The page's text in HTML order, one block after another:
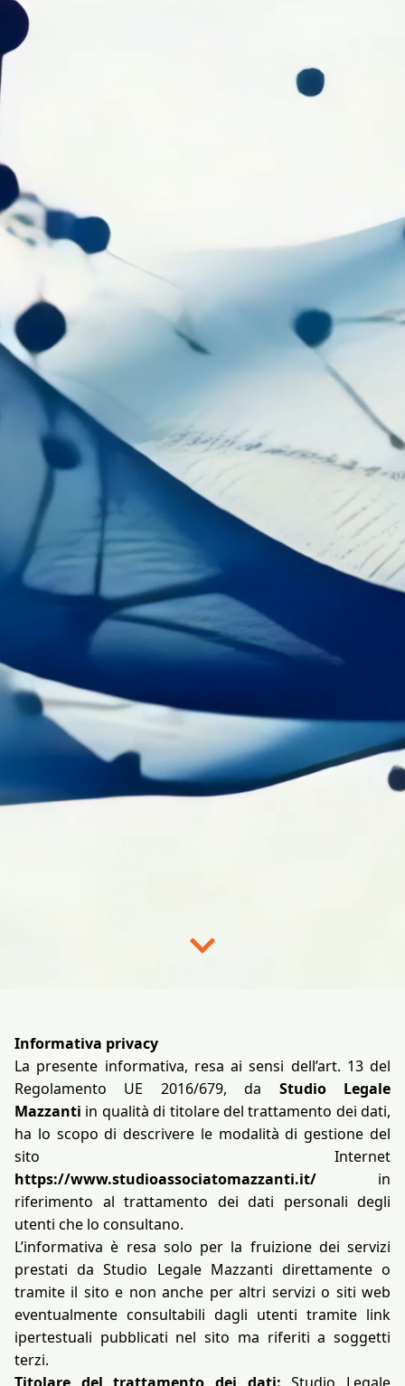
Informativa privacy
La presente informativa, resa ai sensi dell’art. 13 del
Regolamento UE 2016/679, da Studio Legale
Mazzanti in qualità di titolare del trattamento dei dati,
ha lo scopo di descrivere le modalità di gestione del
sito Internet
https://www.studioassociatomazzanti.it/ in
riferimento al trattamento dei dati personali degli
utenti che lo consultano.
L’informativa è resa solo per la fruizione dei servizi
prestati da Studio Legale Mazzanti direttamente o
tramite il sito e non anche per altri servizi o siti web
eventualmente consultabili dagli utenti tramite link
ipertestuali pubblicati nel sito ma riferiti a soggetti
terzi.
Titolare del trattamento dei dati: Studio Legale